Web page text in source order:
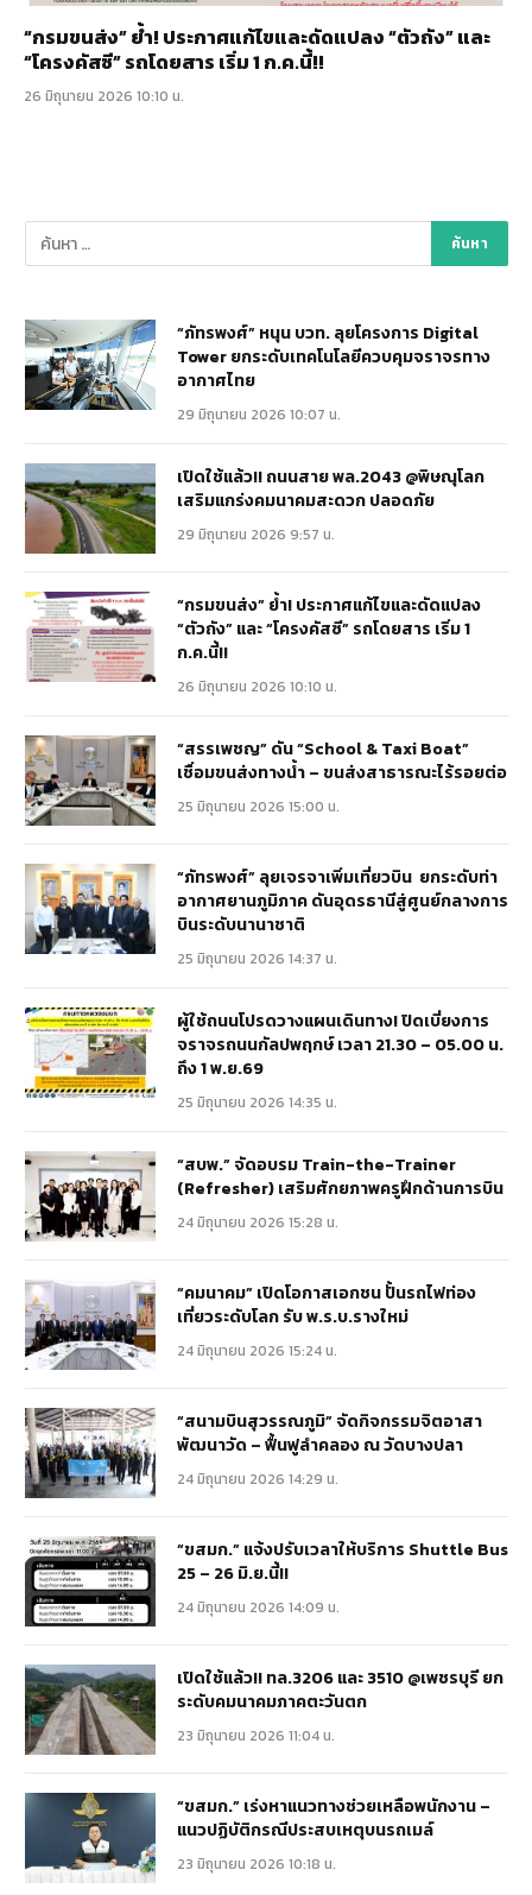
“กรมขนส่ง” ย้ำ! ประกาศแก้ไขและดัดแปลง “ตัวถัง” และ
“โครงคัสซี” รถโดยสาร เริ่ม 1 ก.ค.นี้!!
26 มิถุนายน 2026 10:10 น.
“ภัทรพงศ์” หนุน บวท. ลุยโครงการ Digital
Tower ยกระดับเทคโนโลยีควบคุมจราจรทาง
อากาศไทย
29 มิถุนายน 2026 10:07 น.
เปิดใช้แล้ว!! ถนนสาย พล.2043 @พิษณุโลก
เสริมแกร่งคมนาคมสะดวก ปลอดภัย
29 มิถุนายน 2026 9:57 น.
“กรมขนส่ง” ย้ำ! ประกาศแก้ไขและดัดแปลง
“ตัวถัง” และ “โครงคัสซี” รถโดยสาร เริ่ม 1
ก.ค.นี้!!
26 มิถุนายน 2026 10:10 น.
“สรรเพชญ” ดัน “School & Taxi Boat”
เชื่อมขนส่งทางน้ำ – ขนส่งสาธารณะไร้รอยต่อ
25 มิถุนายน 2026 15:00 น.
“ภัทรพงศ์” ลุยเจรจาเพิ่มเที่ยวบิน ยกระดับท่า
อากาศยานภูมิภาค ดันอุดรธานีสู่ศูนย์กลางการ
บินระดับนานาชาติ
25 มิถุนายน 2026 14:37 น.
ผู้ใช้ถนนโปรดวางแผนเดินทาง! ปิดเบี่ยงการ
จราจรถนนกัลปพฤกษ์ เวลา 21.30 – 05.00 น.
ถึง 1 พ.ย.69
25 มิถุนายน 2026 14:35 น.
“สบพ.” จัดอบรม Train-the-Trainer
(Refresher) เสริมศักยภาพครูฝึกด้านการบิน
24 มิถุนายน 2026 15:28 น.
“คมนาคม” เปิดโอกาสเอกชน ปั้นรถไฟท่อง
เที่ยวระดับโลก รับ พ.ร.บ.รางใหม่
24 มิถุนายน 2026 15:24 น.
“สนามบินสุวรรณภูมิ” จัดกิจกรรมจิตอาสา
พัฒนาวัด – ฟื้นฟูลำคลอง ณ วัดบางปลา
24 มิถุนายน 2026 14:29 น.
“ขสมก.” แจ้งปรับเวลาให้บริการ Shuttle Bus
25 – 26 มิ.ย.นี้!!
24 มิถุนายน 2026 14:09 น.
เปิดใช้แล้ว!! ทล.3206 และ 3510 @เพชรบุรี ยก
ระดับคมนาคมภาคตะวันตก
23 มิถุนายน 2026 11:04 น.
“ขสมก.” เร่งหาแนวทางช่วยเหลือพนักงาน –
แนวปฏิบัติกรณีประสบเหตุบนรถเมล์
23 มิถุนายน 2026 10:18 น.